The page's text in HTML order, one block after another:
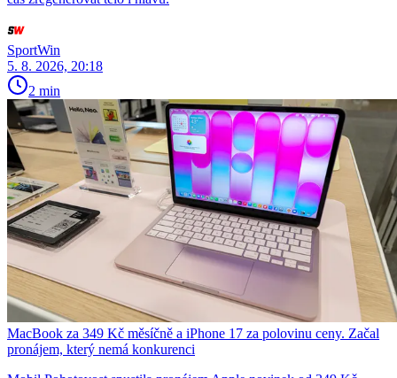
SportWin
5. 8. 2026, 20:18
2 min
MacBook za 349 Kč měsíčně a iPhone 17 za polovinu ceny. Začal
pronájem, který nemá konkurenci